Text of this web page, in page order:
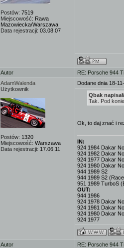
Postów: 7519
Miejscowość: Rawa
Mazowiecka/Warszawa
Data rejestracji: 03.08.07
Autor
RE: Porsche 944
AdamWalenda
Użytkownik
Postów: 1320
Miejscowość: Warszawa
Data rejestracji: 17.06.11
Dodane dnia 18-
Qbak
Tak. Pod
Ok, to daj znać i
IN:
924 1984 Dakar
924 1982 Dakar
924 1977 Dakar
924 1980 Dakar
944 1989 S2
944 1989 S2
951 1989 TurboS
OUT:
944 1986
924 1978 Dakar
924 1981 Dakar
924 1980 Dakar
924 1977
Autor
RE: Porsche 944